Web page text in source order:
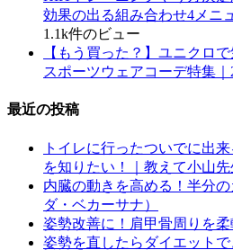
効果の出る組み合わせ4メニ
1.1k件のビュー
【もう買った？】ユニクロ
スポーツウェアコーデ特集｜
最近の投稿
トイレに行ったついでに出
を知りたい！｜教えて小山先
内臓の動きを高める！半分
ダ・ベカーサナ）
姿勢改善に！肩甲骨周りを
姿勢を直したらダイエット